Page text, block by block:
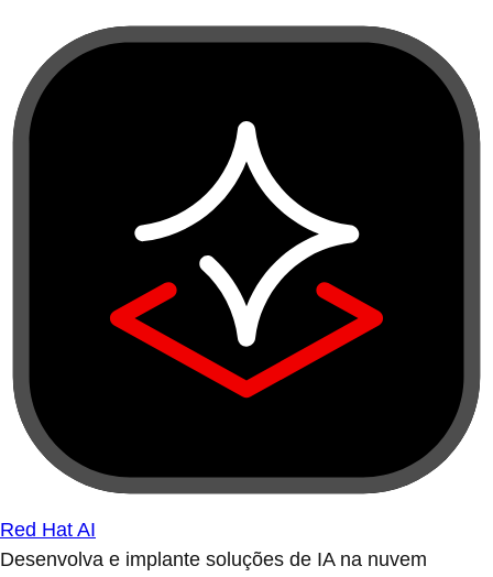
Red Hat AI
Desenvolva e implante soluções de IA na nuvem